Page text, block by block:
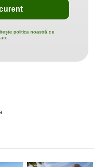
politica noastră de